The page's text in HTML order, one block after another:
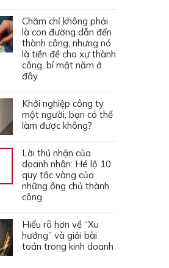
Chăm chỉ không phải
là con đường dẫn đến
thành công, nhưng nó
là tiền đề cho xự thành
công, bí mật nằm ở
đây.
Khởi nghiệp công ty
một người, bạn có thể
làm được không?
Lời thú nhận của
doanh nhân: Hé lộ 10
quy tắc vàng của
những ông chủ thành
công
Hiểu rõ hơn về “Xu
hướng” và giải bài
toán trong kinh doanh